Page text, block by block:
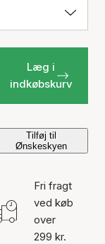
Læg i
indkøbskurv
Tilføj til
Ønskeskyen
Fri fragt
ved køb
over
299 kr.